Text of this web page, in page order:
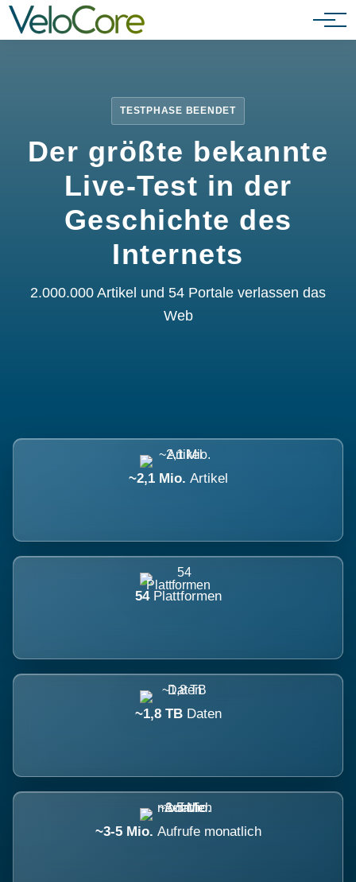
Partnerprogramm
TESTPHASE BEENDET
Der größte bekannte
Live-Test in der
Geschichte des
Internets
2.000.000 Artikel und 54 Portale verlassen das
Web
~2,1 Mio. Artikel
54 Plattformen
~1,8 TB Daten
~3-5 Mio. Aufrufe monatlich